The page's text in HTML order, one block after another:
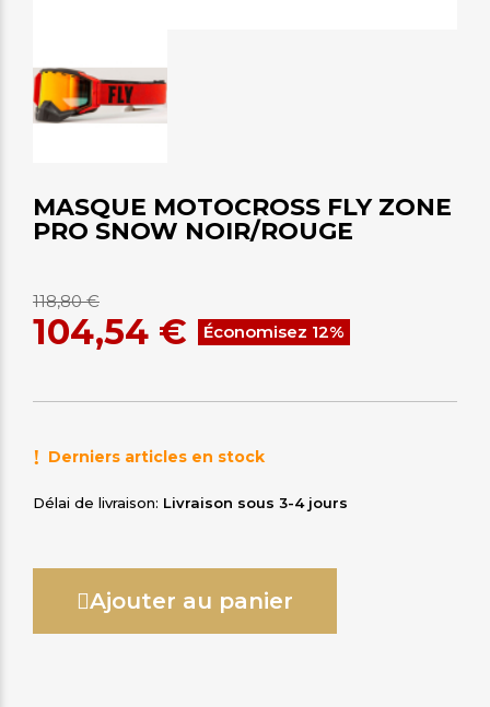
MASQUE MOTOCROSS FLY ZONE
PRO SNOW NOIR/ROUGE
118,80 €
104,54 € Économisez 12%
Derniers articles en stock
Délai de livraison Livraison sous 3-4 jours
Ajouter au panier